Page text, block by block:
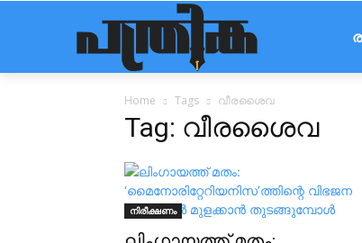
Home Tags വീരശൈവ
Tag: വീരശൈവ
നിരീക്ഷണം